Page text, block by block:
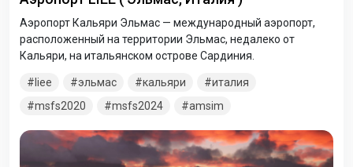
Аэропорт Кальяри Эльмас — международный аэропорт,
расположенный на территории Эльмас, недалеко от
Кальяри, на итальянском острове Сардиния.
liee эльмас кальяри
италия
msfs2020
msfs2024 amsim